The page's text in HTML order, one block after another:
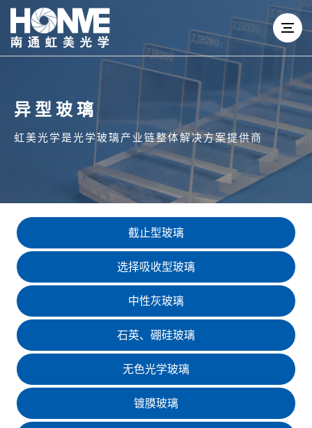
异型玻璃
虹美光学是光学玻璃产业链整体解决方案提供商
截止型玻璃
选择吸收型玻璃
中性灰玻璃
石英、硼硅玻璃
无色光学玻璃
镀膜玻璃